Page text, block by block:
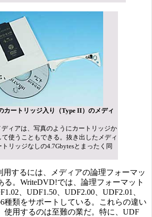
カートリッジ入り（Type II）のメディ
ディアは、写真のようにカートリッジか
て使うこともできる。抜き出したメディ
リッジなしの4.7Gbytesとまったく同
するには、メディアの論理フォーマッ
る。WriteDVD!では、論理フォーマット
、UDF1.50、UDF2.00、UDF2.01、
種類をサポートしている。これらの違い
使用するのは至難の業だ。特に、UDF